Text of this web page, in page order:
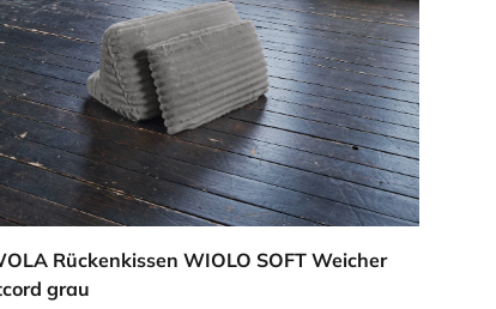
Rückenkissen WIOLO SOFT Weicher
grau